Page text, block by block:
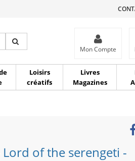
Mon Compte
Loisirs
créatifs
Livres
Magazines
of the serengeti -